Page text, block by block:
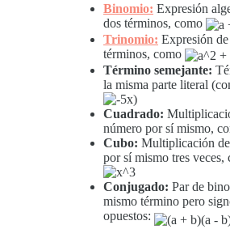
Binomio: Expresión
dos términos, como
Trinomio: Expresión de
términos, como
Término semejante:
la misma parte literal
)
Cuadrado:
número por sí mismo,
Cubo: Multiplicación
por sí mismo tres veces,
Conjugado: Par de
mismo término pero
opuestos: